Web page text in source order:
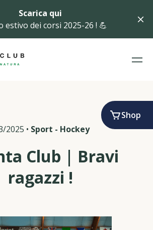
Scarica qui
estivo dei corsi 2025-26 ! 💪
Shop
2025 • Sport - Hockey
Club | Bravi
ragazzi !